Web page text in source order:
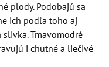
plody. Podobajú sa
ich podľa toho aj
Tmavomodré
i chutné a liečivé